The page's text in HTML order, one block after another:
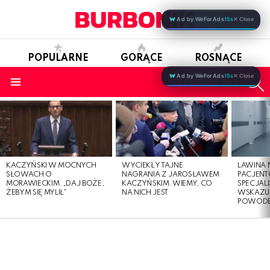
POPULARNE GORĄCE ROSNĄCE
LATEST
KACZYŃSKI W MOCNYCH
SŁOWACH O
MORAWIECKIM. „DAJ BOŻE,
ŻEBYM SIĘ MYLIŁ”
WYCIEKŁY TAJNE
NAGRANIA Z JAROSŁAWEM
KACZYŃSKIM. WIEMY, CO
NA NICH JEST
LAWINA
Ad by WeForAds15s✕ Close
Ad by WeForAds15s✕ Close